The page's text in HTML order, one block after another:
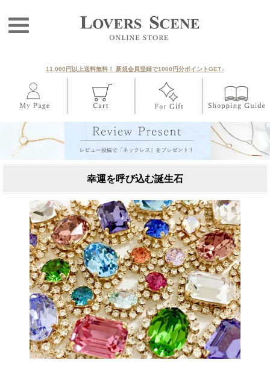
11,000円以上送料無料！ 新規会員登録で1000円分ポイントGET♪
幸運を呼び込む誕生石